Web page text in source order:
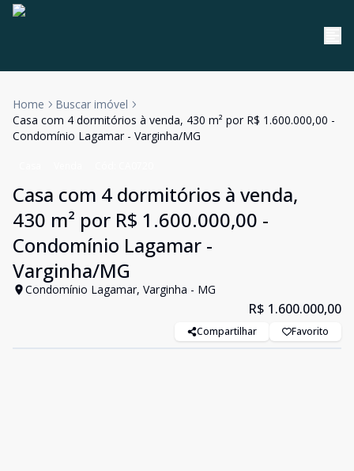
Home
Buscar imóvel
Casa com 4 dormitórios à venda, 430 m² por R$ 1.600.000,00 -
Condomínio Lagamar - Varginha/MG
Casa com 4 dormitórios à venda,
430 m² por R$ 1.600.000,00 -
Condomínio Lagamar -
Varginha/MG
Condomínio Lagamar, Varginha - MG
R$ 1.600.000,00
Compartilhar Favorito